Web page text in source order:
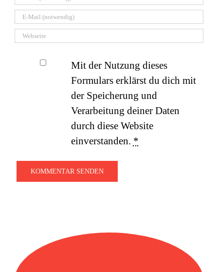
Mit der Nutzung dieses
Formulars erklärst du dich mit
der Speicherung und
Verarbeitung deiner Daten
durch diese Website
einverstanden. *